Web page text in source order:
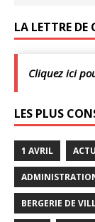
LA LETTRE DE
Cliquez ici
LES PLUS
1 AVRIL
BERGERIE DE